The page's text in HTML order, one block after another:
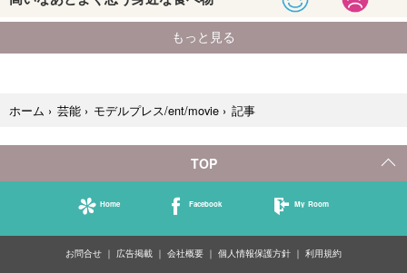
ホーム › 芸能 › モデルプレス/ent/movie › 記事
TOP
Home Facebook My Room
お問合せ 広告掲載 会社概要 個人情報保護方針 利用規約